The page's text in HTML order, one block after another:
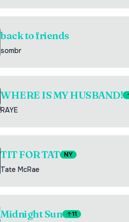
back to friends
sombr
WHERE IS MY HUSBAND!
RAYE
TIT FOR TAT NY
Tate McRae
Midnight Sun 11